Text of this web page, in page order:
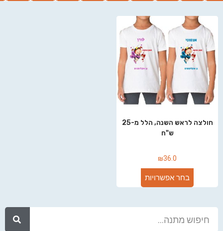
חולצה לראש השנה, הלל מ-25
ש"ח
₪36.0
בחר אפשרויות